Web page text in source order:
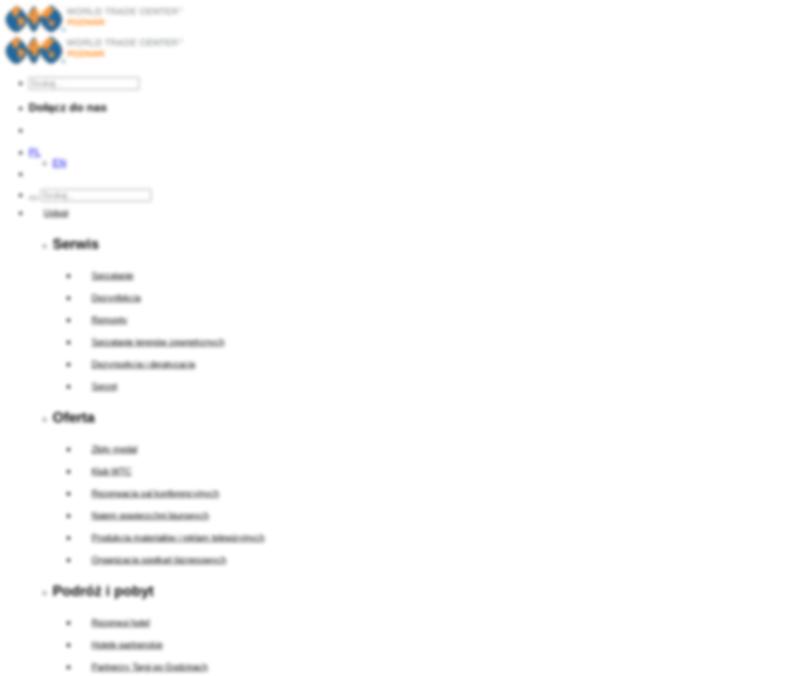
Dołącz do nas
PL
EN
Usługi
Serwis
Sprzątanie
Dezynfekcja
Remonty
Sprzątanie terenów zewnętrznych
Dezynsekcja i deratyzacja
Sprzęt
Oferta
Złoty medal
Klub WTC
Rezerwacja sal konferencyjnych
Najem powierzchni biurowych
Produkcja materiałów i reklam telewizyjnych
Organizacja spotkań biznesowych
Podróż i pobyt
Rezerwuj hotel
Hotele partnerskie
Partnerzy Targi po Godzinach